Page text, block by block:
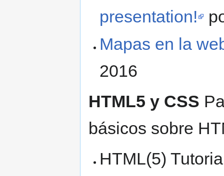
presentation!
Mapas en la
2016
HTML5 y CSS
básicos sobre
HTML(5)